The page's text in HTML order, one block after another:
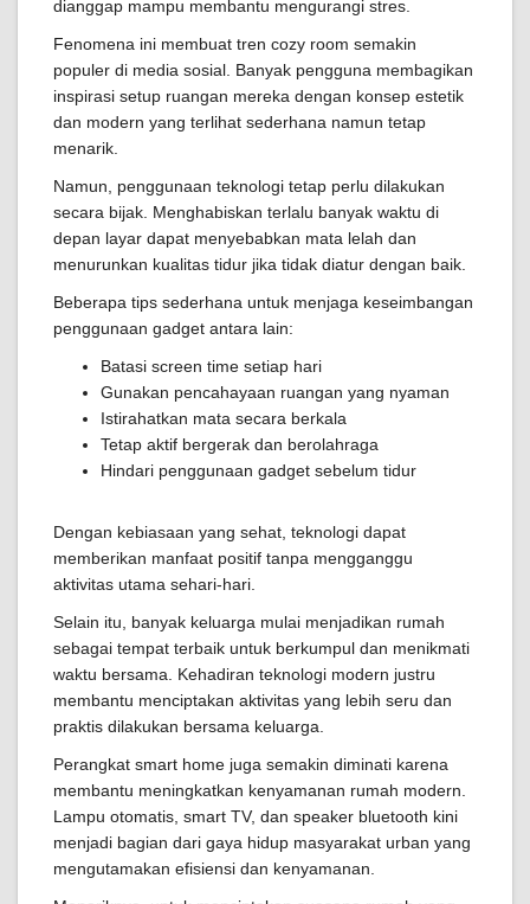
dianggap mampu membantu mengurangi stres.
Fenomena ini membuat tren cozy room semakin
populer di media sosial. Banyak pengguna membagikan
inspirasi setup ruangan mereka dengan konsep estetik
dan modern yang terlihat sederhana namun tetap
menarik.
Namun, penggunaan teknologi tetap perlu dilakukan
secara bijak. Menghabiskan terlalu banyak waktu di
depan layar dapat menyebabkan mata lelah dan
menurunkan kualitas tidur jika tidak diatur dengan baik.
Beberapa tips sederhana untuk menjaga keseimbangan
penggunaan gadget antara lain:
Batasi screen time setiap hari
Gunakan pencahayaan ruangan yang nyaman
Istirahatkan mata secara berkala
Tetap aktif bergerak dan berolahraga
Hindari penggunaan gadget sebelum tidur
Dengan kebiasaan yang sehat, teknologi dapat
memberikan manfaat positif tanpa mengganggu
aktivitas utama sehari-hari.
Selain itu, banyak keluarga mulai menjadikan rumah
sebagai tempat terbaik untuk berkumpul dan menikmati
waktu bersama. Kehadiran teknologi modern justru
membantu menciptakan aktivitas yang lebih seru dan
praktis dilakukan bersama keluarga.
Perangkat smart home juga semakin diminati karena
membantu meningkatkan kenyamanan rumah modern.
Lampu otomatis, smart TV, dan speaker bluetooth kini
menjadi bagian dari gaya hidup masyarakat urban yang
mengutamakan efisiensi dan kenyamanan.